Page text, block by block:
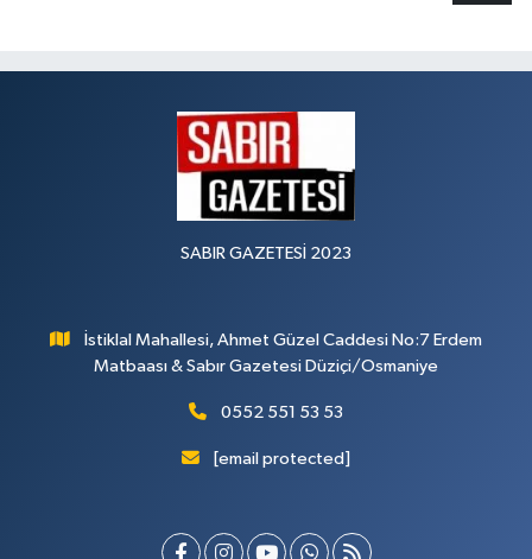
SABIR GAZETESİ 2023
İstiklal Mahallesi, Ahmet Güzel Caddesi No:7 Erdem
Matbaası & Sabır Gazetesi Düziçi/Osmaniye
0552 551 53 53
[email protected]